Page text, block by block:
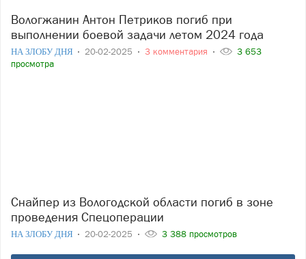
Вологжанин Антон Петриков погиб при
выполнении боевой задачи летом 2024 года
НА ЗЛОБУ ДНЯ 20-02-2025 3 комментария
3 653
просмотра
Снайпер из Вологодской области погиб в зоне
проведения Спецоперации
НА ЗЛОБУ ДНЯ 20-02-2025 3 388 просмотров